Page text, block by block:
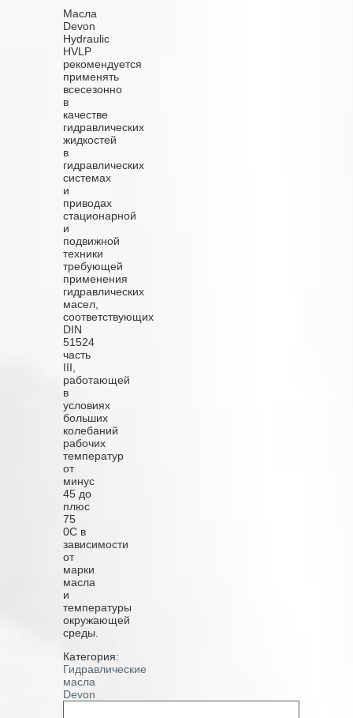
Масла
Devon
Hydraulic
HVLP
рекомендуется
применять
всесезонно
в
качестве
гидравлических
жидкостей
в
гидравлических
системах
и
приводах
стационарной
и
подвижной
техники
требующей
применения
гидравлических
масел,
соответствующих
DIN
51524
часть
III,
работающей
в
условиях
больших
колебаний
рабочих
температур
от
минус
45 до
плюс
75
0С в
зависимости
от
марки
масла
и
температуры
окружающей
среды.
Категория:
Гидравлические
масла
Devon